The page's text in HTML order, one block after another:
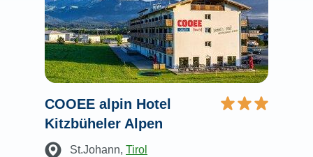
COOEE alpin Hotel
Kitzbüheler Alpen
St.Johann, Tirol